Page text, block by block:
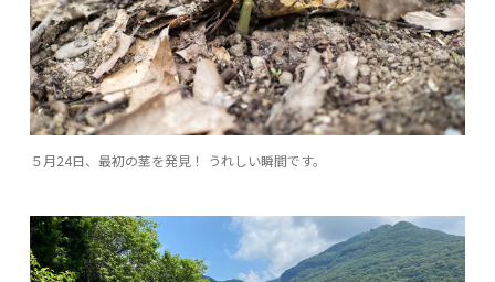
５月24日、最初の茎を発見！ うれしい瞬間です。